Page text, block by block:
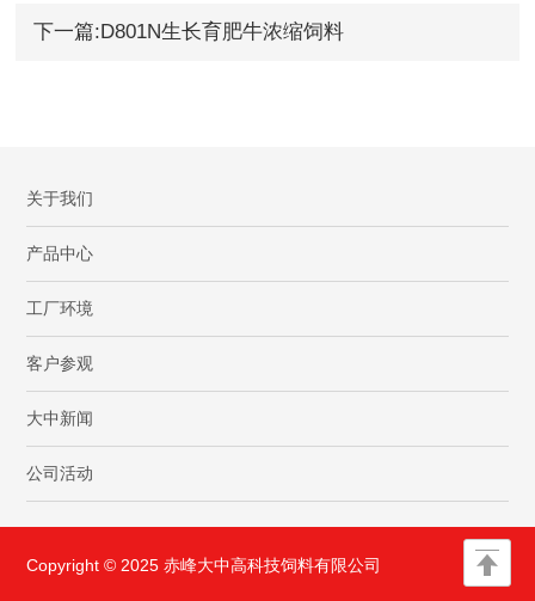
下一篇:D801N生长育肥牛浓缩饲料
关于我们
产品中心
工厂环境
客户参观
大中新闻
公司活动
Copyright © 2025 赤峰大中高科技饲料有限公司